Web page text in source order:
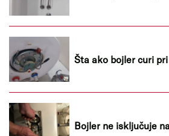
Šta ako bojler curi pri
Bojler ne isključuje